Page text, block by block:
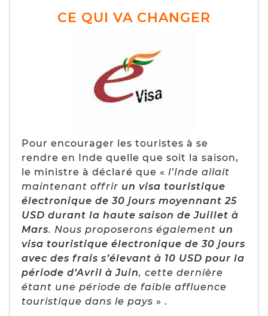
CE QUI VA CHANGER
Pour encourager les touristes à se
rendre en Inde quelle que soit la saison,
le ministre à déclaré que « l’Inde allait
maintenant offrir un visa touristique
électronique de 30 jours moyennant 25
USD durant la haute saison de Juillet à
Mars. Nous proposerons également un
visa touristique électronique de 30 jours
avec des frais s’élevant à 10 USD pour la
période d’Avril à Juin, cette dernière
étant une période de faible affluence
touristique dans le pays » .